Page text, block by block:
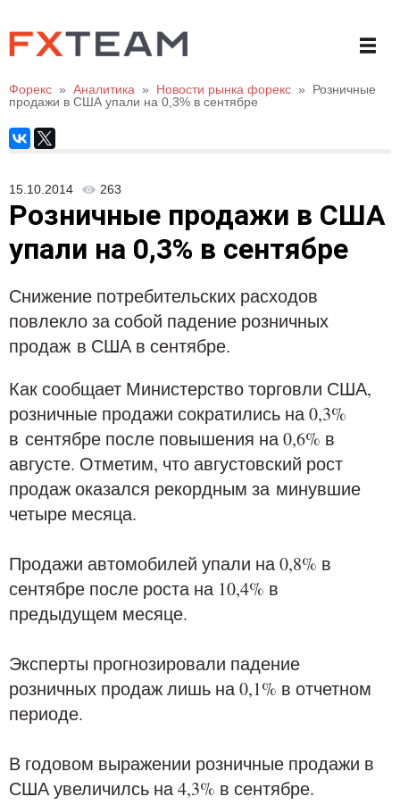
Форекс » Аналитика » Новости рынка форекс »
Розничные
продажи в США упали на 0,3% в сентябре
15.10.2014 263
Розничные продажи в США
упали на 0,3% в сентябре
Снижение потребительских расходов
повлекло за собой падение розничных
продаж в США в сентябре.
Как сообщает Министерство торговли США,
розничные продажи сократились на 0,3%
в сентябре после повышения на 0,6% в
августе. Отметим, что августовский рост
продаж оказался рекордным за минувшие
четыре месяца.
Продажи автомобилей упали на 0,8% в
сентябре после роста на 10,4% в
предыдущем месяце.
Эксперты прогнозировали падение
розничных продаж лишь на 0,1% в отчетном
периоде.
В годовом выражении розничные продажи в
США увеличилсь на 4,3% в сентябре.